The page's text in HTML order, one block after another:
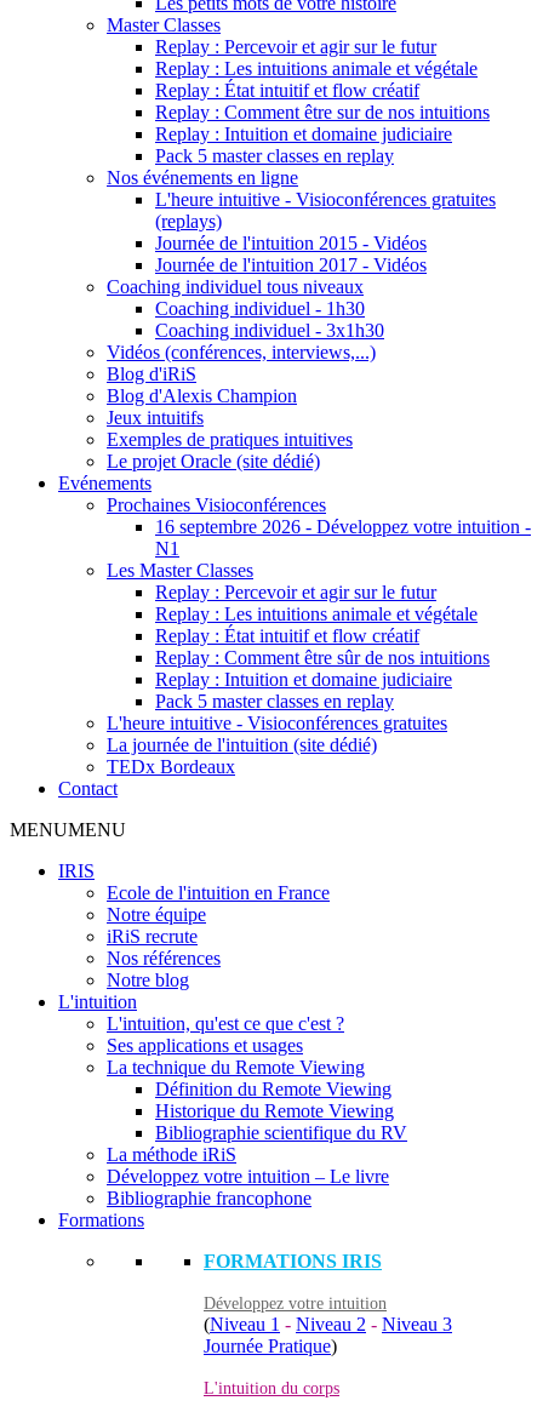
Master Classes
Replay : Percevoir et agir sur le futur
Replay : Les intuitions animale et végétale
Replay : État intuitif et flow créatif
Replay : Comment être sur de nos intuitions
Replay : Intuition et domaine judiciaire
Pack 5 master classes en replay
Nos événements en ligne
L'heure intuitive - Visioconférences gratuites
(replays)
Journée de l'intuition 2015 - Vidéos
Journée de l'intuition 2017 - Vidéos
Coaching individuel tous niveaux
Coaching individuel - 1h30
Coaching individuel - 3x1h30
Vidéos (conférences, interviews,...)
Blog d'iRiS
Blog d'Alexis Champion
Jeux intuitifs
Exemples de pratiques intuitives
Le projet Oracle (site dédié)
Evénements
Prochaines Visioconférences
16 septembre 2026 - Développez votre intuition -
N1
Les Master Classes
Replay : Percevoir et agir sur le futur
Replay : Les intuitions animale et végétale
Replay : État intuitif et flow créatif
Replay : Comment être sûr de nos intuitions
Replay : Intuition et domaine judiciaire
Pack 5 master classes en replay
L'heure intuitive - Visioconférences gratuites
La journée de l'intuition (site dédié)
TEDx Bordeaux
Contact
MENUMENU
IRIS
Ecole de l'intuition en France
Notre équipe
iRiS recrute
Nos références
Notre blog
L'intuition
L'intuition, qu'est ce que c'est ?
Ses applications et usages
La technique du Remote Viewing
Définition du Remote Viewing
Historique du Remote Viewing
Bibliographie scientifique du RV
La méthode iRiS
Développez votre intuition – Le livre
Bibliographie francophone
Formations
FORMATIONS IRIS
Développez votre intuition
(Niveau 1 - Niveau 2 - Niveau 3
Journée Pratique)
L'intuition du corps